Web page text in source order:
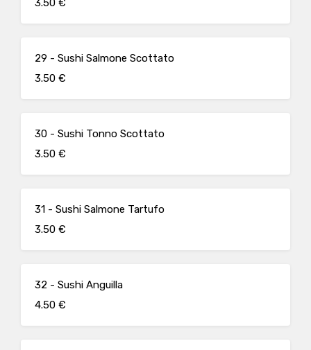
3.50 €
29 - Sushi Salmone Scottato
3.50 €
30 - Sushi Tonno Scottato
3.50 €
31 - Sushi Salmone Tartufo
3.50 €
32 - Sushi Anguilla
4.50 €